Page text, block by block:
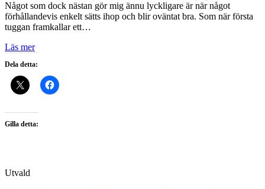
Något som dock nästan gör mig ännu lyckligare är när något
förhållandevis enkelt sätts ihop och blir oväntat bra. Som när första
tuggan framkallar ett…
Läs mer
Dela detta:
Gilla detta:
Utvald